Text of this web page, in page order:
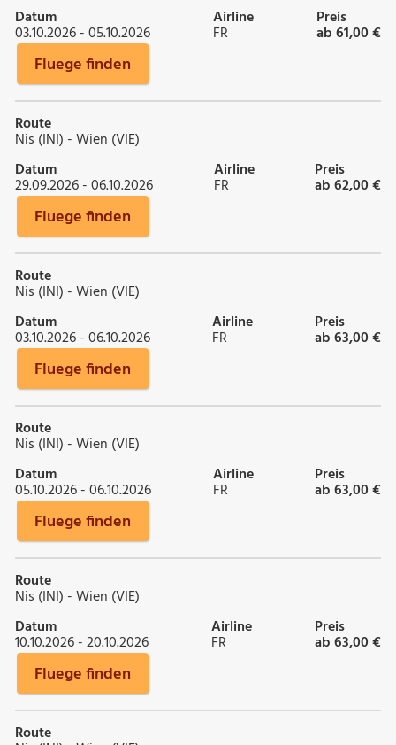
Datum
03.10.2026 - 05.10.2026
Airline
FR
Preis
ab 61,00 €
Fluege finden
Route
Nis (INI) - Wien (VIE)
Datum
29.09.2026 - 06.10.2026
Airline
FR
Preis
ab 62,00 €
Fluege finden
Route
Nis (INI) - Wien (VIE)
Datum
03.10.2026 - 06.10.2026
Airline
FR
Preis
ab 63,00 €
Fluege finden
Route
Nis (INI) - Wien (VIE)
Datum
05.10.2026 - 06.10.2026
Airline
FR
Preis
ab 63,00 €
Fluege finden
Route
Nis (INI) - Wien (VIE)
Datum
10.10.2026 - 20.10.2026
Airline
FR
Preis
ab 63,00 €
Fluege finden
Route